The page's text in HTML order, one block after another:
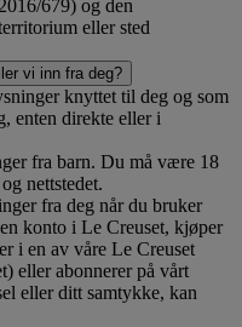
679) og den
eller sted
vi inn fra deg?
knyttet til deg og som
enten direkte eller i
fra barn. Du må være 18
nettstedet.
fra deg når du bruker
konto i Le Creuset, kjøper
i en av våre Le Creuset
eller abonnerer på vårt
eller ditt samtykke, kan